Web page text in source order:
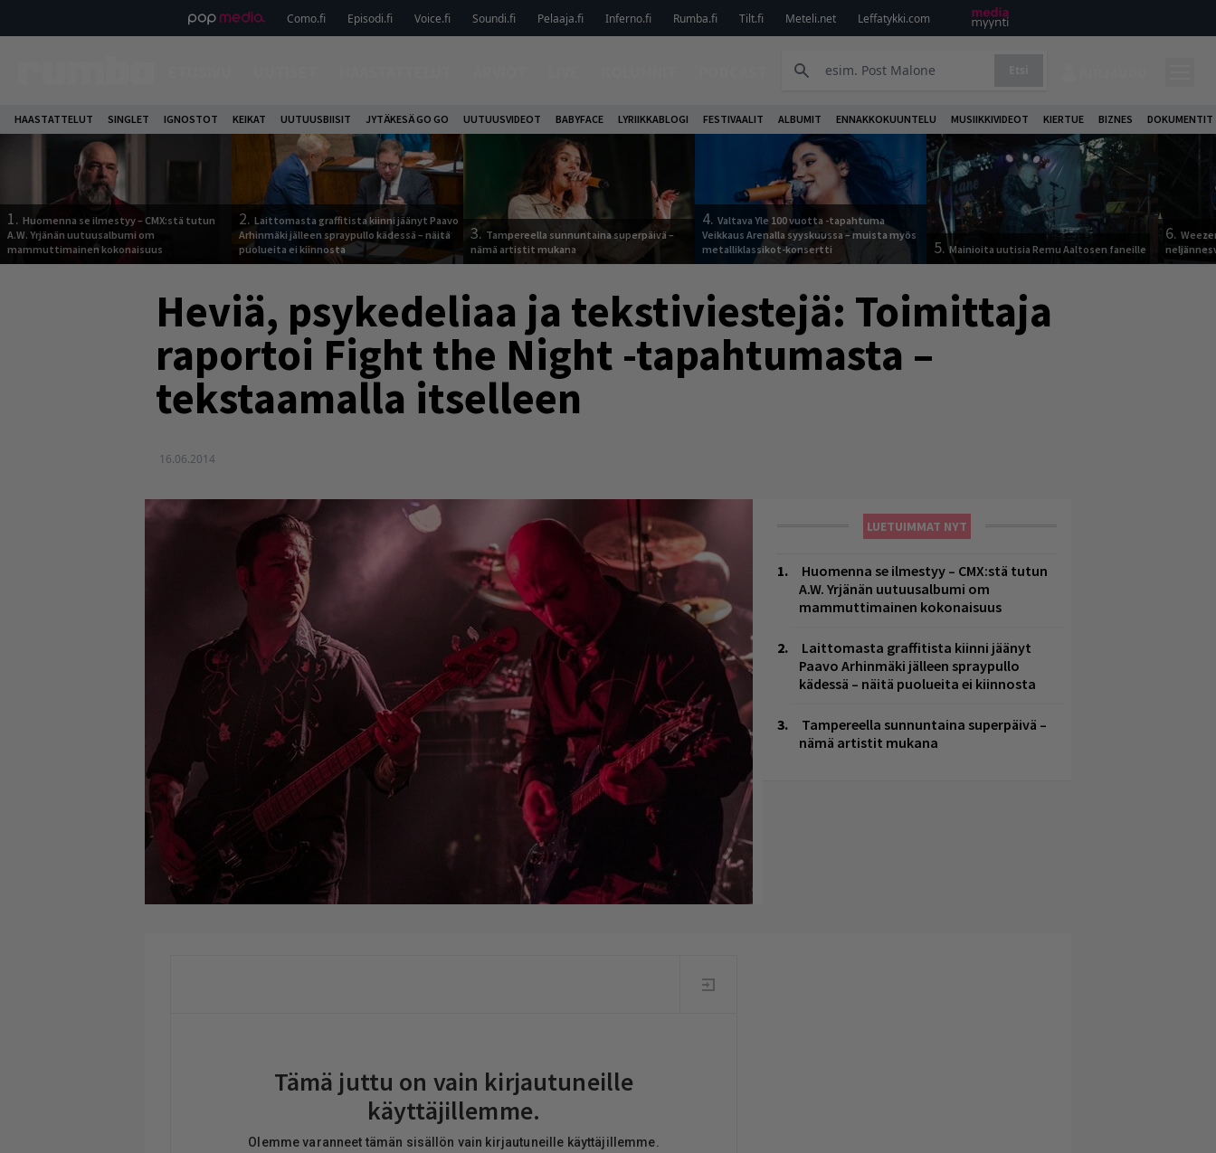
Como.fi Episodi.fi Voice.fi Soundi.fi Pelaaja.fi Inferno.fi Rumba.fi Tilt.fi Meteli.net Leffatykki.com
HAASTATTELUT SINGLET IGNOSTOT KEIKAT UUTUUSBIISIT JYTÄKESÄ GO GO UUTUUSVIDEOT BABYFACE LYRIIKKABLOGI FESTIVAALIT ALBUMIT ENNAKKOKUUNTELU MUSIIKKIVIDEOT KIERTUE BIZNES DOKUMENTIT
1. Huomenna se ilmestyy – CMX:stä tutun
A.W. Yrjänän uutuusalbumi om
mammuttimainen kokonaisuus
2. Laittomasta graffitista kiinni jäänyt Paavo
Arhinmäki jälleen spraypullo kädessä – näitä
puolueita ei kiinnosta
3. Tampereella sunnuntaina superpäivä –
nämä artistit mukana
4. Valtava Yle 100 vuotta -tapahtuma
Veikkaus Arenalla syyskuussa – muista myös
metalliklassikot-konsertti
5.Mainioita uutisia Remu Aaltosen faneille
6.
Heviä, psykedeliaa ja tekstiviestejä: Toimittaja
raportoi Fight the Night -tapahtumasta –
tekstaamalla itselleen
16.06.2014
LUETUIMMAT NYT
Huomenna se ilmestyy – CMX:stä tutun
A.W. Yrjänän uutuusalbumi om
mammuttimainen kokonaisuus
Laittomasta graffitista kiinni jäänyt
Paavo Arhinmäki jälleen spraypullo
kädessä – näitä puolueita ei kiinnosta
Tampereella sunnuntaina superpäivä –
nämä artistit mukana